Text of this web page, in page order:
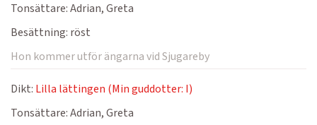
Tonsättare:Adrian, Greta
Besättning: röst
Hon kommer utför ängarna vid Sjugareby
Dikt: Lilla lättingen (Min guddotter: I)
Tonsättare:Adrian, Greta